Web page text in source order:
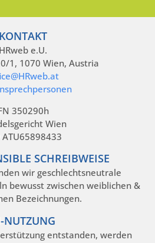
KONTAKT
HRweb e.U.
1, 1070 Wien, Austria
350290h
Wien
ATU65898433
SCHREIBWEISE
wir geschlechtsneutrale
bewusst zwischen weiblichen &
Bezeichnungen.
NUTZUNG
entstanden, werden